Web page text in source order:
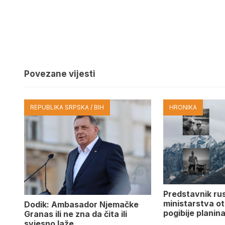
Povezane vijesti
REPUBLIKA SRPSKA / BIH
Dodik: Ambasador Njemačke
Granas ili ne zna da čita ili
HRONIKA
Predstavnik
ministarstva
pogibije